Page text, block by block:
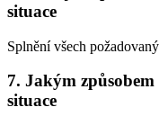
situace
Splnění všech
7. Jakým
situace